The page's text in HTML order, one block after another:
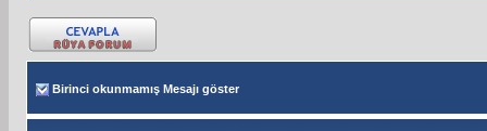
Birinci okunmamış Mesajı göster